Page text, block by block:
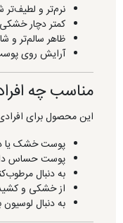
نرم‌تر و لطیف‌تر
کمتر دچار
ظاهر سالم‌تر و
آرایش روی
مناسب چه
این محصول برای
پوست خشک یا
پوست حساس
به دنبال
از خشکی و
به دنبال